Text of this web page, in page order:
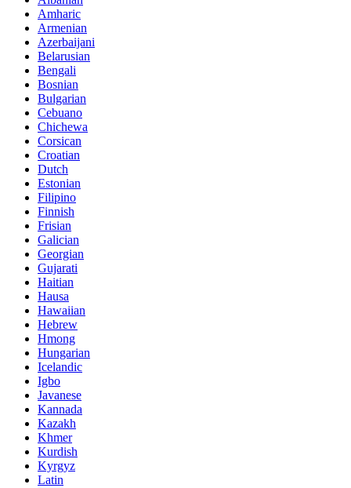
Amharic
Armenian
Azerbaijani
Belarusian
Bengali
Bosnian
Bulgarian
Cebuano
Chichewa
Corsican
Croatian
Dutch
Estonian
Filipino
Finnish
Frisian
Galician
Georgian
Gujarati
Haitian
Hausa
Hawaiian
Hebrew
Hmong
Hungarian
Icelandic
Igbo
Javanese
Kannada
Kazakh
Khmer
Kurdish
Kyrgyz
Latin